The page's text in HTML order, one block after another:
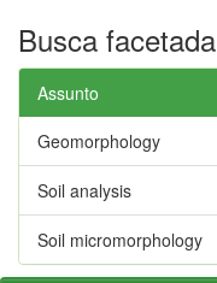
Busca facetada
Assunto
Geomorphology
Soil analysis
Soil micromorphology